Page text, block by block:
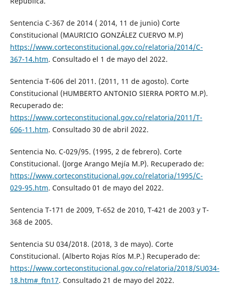
Sentencia C-367 de 2014 ( 2014, 11 de junio) Corte
Constitucional (MAURICIO GONZÁLEZ CUERVO M.P)
https://www.corteconstitucional.gov.co/relatoria/2014/C-
367-14.htm. Consultado el 1 de mayo del 2022.
Sentencia T-606 del 2011. (2011, 11 de agosto). Corte
Constitucional (HUMBERTO ANTONIO SIERRA PORTO M.P).
Recuperado de:
https://www.corteconstitucional.gov.co/relatoria/2011/T-
606-11.htm. Consultado 30 de abril 2022.
Sentencia No. C-029/95. (1995, 2 de febrero). Corte
Constitucional. (Jorge Arango Mejía M.P). Recuperado de:
https://www.corteconstitucional.gov.co/relatoria/1995/C-
029-95.htm. Consultado 01 de mayo del 2022.
Sentencia T-171 de 2009, T-652 de 2010, T-421 de 2003 y T-
368 de 2005.
Sentencia SU 034/2018. (2018, 3 de mayo). Corte
Constitucional. (Alberto Rojas Ríos M.P.) Recuperado de:
https://www.corteconstitucional.gov.co/relatoria/2018/SU034-
18.htm#_ftn17. Consultado 21 de mayo del 2022.